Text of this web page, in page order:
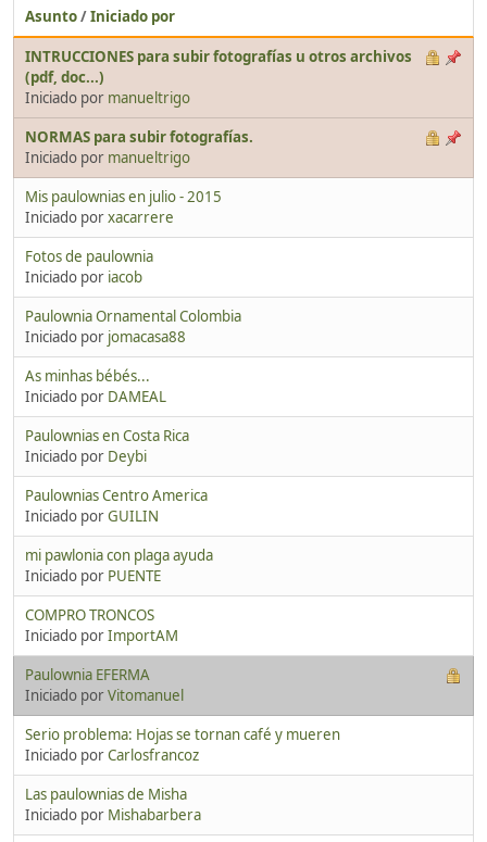
Asunto/Iniciado por
INTRUCCIONES para subir fotografías u otros archivos
(pdf, doc...)
Iniciado por manueltrigo
NORMAS para subir fotografías.
Iniciado por manueltrigo
Mis paulownias en julio - 2015
Iniciado porxacarrere
Fotos de paulownia
Iniciado por iacob
Paulownia Ornamental Colombia
Iniciado por jomacasa88
As minhas bébés...
Iniciado por DAMEAL
Paulownias en Costa Rica
Iniciado por Deybi
Paulownias Centro America
Iniciado porGUILIN
mi pawlonia con plaga ayuda
Iniciado por PUENTE
COMPRO TRONCOS
Iniciado porImportAM
Paulownia EFERMA
Iniciado porVitomanuel
Serio problema: Hojas se tornan café y mueren
Iniciado porCarlosfrancoz
Las paulownias de Misha
Iniciado por Mishabarbera